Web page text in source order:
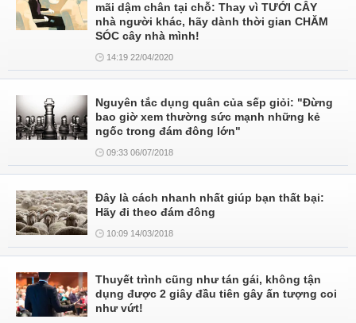
mãi dậm chân tại chỗ: Thay vì TƯỚI CÂY
nhà người khác, hãy dành thời gian CHĂM
SÓC cây nhà mình!
14:19 22/04/2020
Nguyên tắc dụng quân của sếp giỏi: "Đừng
bao giờ xem thường sức mạnh những kẻ
ngốc trong đám đông lớn"
09:33 06/07/2018
Đây là cách nhanh nhất giúp bạn thất bại:
Hãy đi theo đám đông
10:09 14/03/2018
Thuyết trình cũng như tán gái, không tận
dụng được 2 giây đầu tiên gây ấn tượng coi
như vứt!